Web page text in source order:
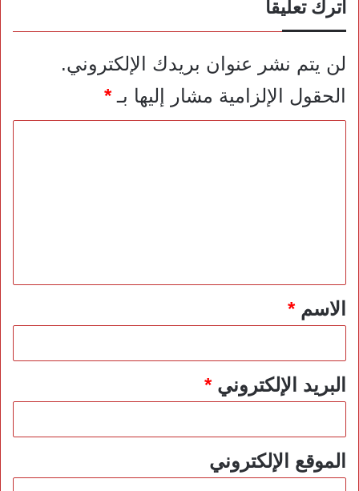
اترك تعليقاً
لن يتم نشر عنوان بريدك الإلكتروني.
الحقول الإلزامية مشار إليها بـ*
*الاسم*
البريد الإلكتروني*
الموقع الإلكتروني